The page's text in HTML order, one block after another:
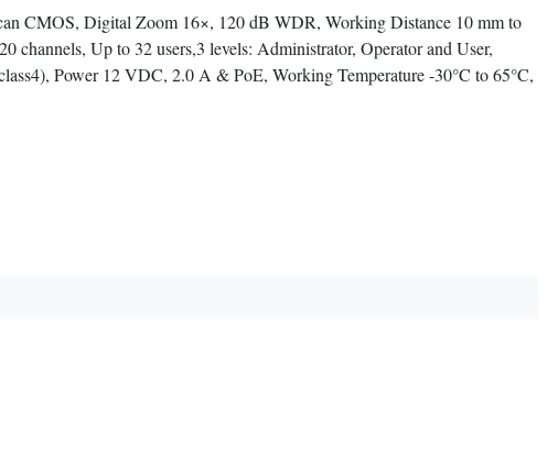
CMOS, Digital Zoom 16×, 120 dB WDR, Working Distance 10 mm to
channels, Up to 32 users,3 levels: Administrator, Operator and User,
Power 12 VDC, 2.0 A & PoE, Working Temperature -30°C to 65°C,